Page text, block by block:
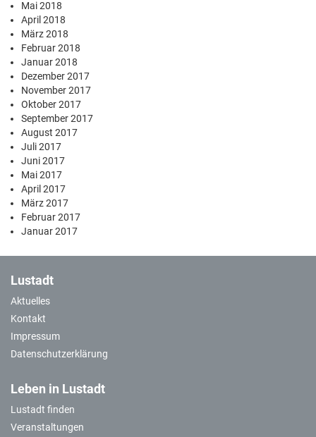
Mai 2018
April 2018
März 2018
Februar 2018
Januar 2018
Dezember 2017
November 2017
Oktober 2017
September 2017
August 2017
Juli 2017
Juni 2017
Mai 2017
April 2017
März 2017
Februar 2017
Januar 2017
Lustadt
Aktuelles
Kontakt
Impressum
Datenschutzerklärung
Leben in Lustadt
Lustadt finden
Veranstaltungen